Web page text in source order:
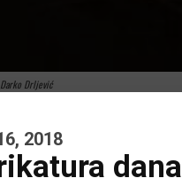
Drljević
2018
dana